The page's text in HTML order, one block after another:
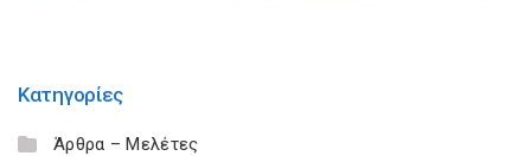
Κατηγορίες
Άρθρα – Μελέτες